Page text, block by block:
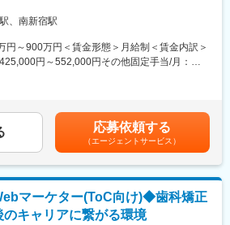
人以上の医師が参加する日本最大級の医
専門外の事象に遭遇した際に他の医師より知
イン医局”として拡大中。
ザー分析
能の企画、要件定義、仕様策定
管理、データに基づいた改善策の立案と実行
成と管理
ートワーク含む）
、南新宿駅
円～900万円＜賃金形態＞月給制＜賃金内訳＞
円～552,000円その他固定手当/月：
補足＞固定手当として、在宅勤務手当(月1万
賃金はあくまでも目安の金額であり、選考を通
があります。月給(月額)は固定手当を含めた表
応募依頼する
（エージェントサービス）
マーケター(ToC向け)◆歯科矯正
キャリアに繋がる環境